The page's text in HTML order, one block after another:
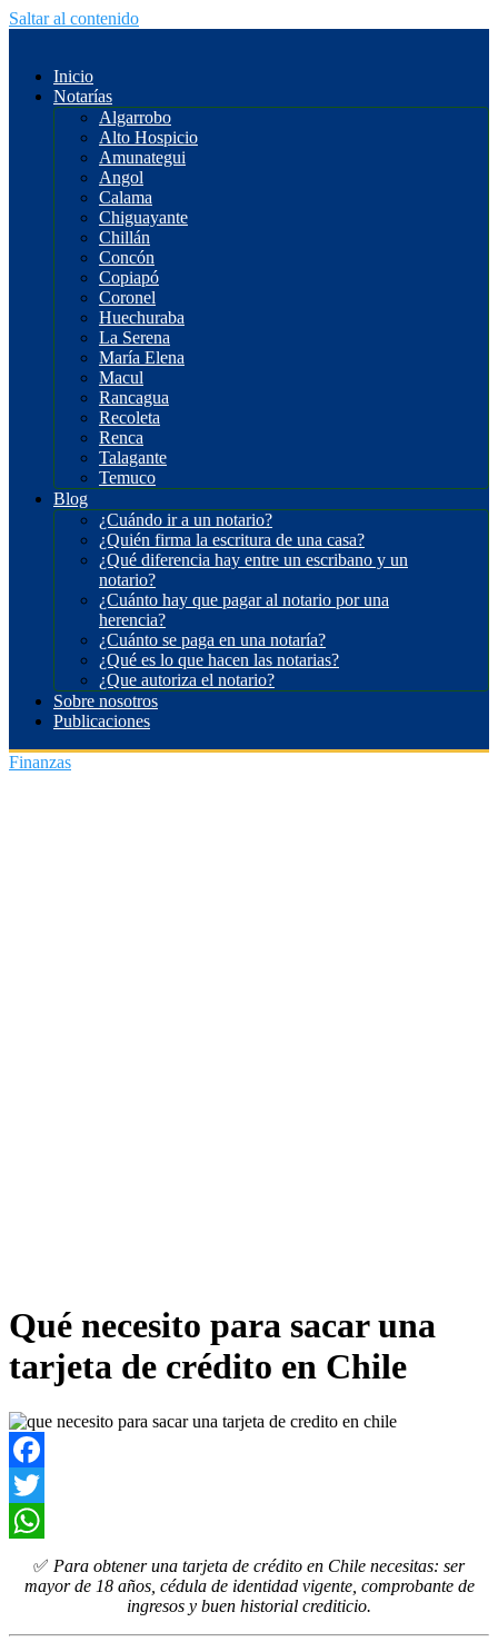
Saltar al contenido
Inicio
Notarías
Algarrobo
Alto Hospicio
Amunategui
Angol
Calama
Chiguayante
Chillán
Concón
Copiapó
Coronel
Huechuraba
La Serena
María Elena
Macul
Rancagua
Recoleta
Renca
Talagante
Temuco
Blog
¿Cuándo ir a un notario?
¿Quién firma la escritura de una casa?
¿Qué diferencia hay entre un escribano y un
notario?
¿Cuánto hay que pagar al notario por una
herencia?
¿Cuánto se paga en una notaría?
¿Qué es lo que hacen las notarias?
¿Que autoriza el notario?
Sobre nosotros
Publicaciones
Finanzas
Qué necesito para sacar una
tarjeta de crédito en Chile
Facebook
Twitter
WhatsApp
✅ Para obtener una tarjeta de crédito en Chile necesitas: ser
mayor de 18 años, cédula de identidad vigente, comprobante de
ingresos y buen historial crediticio.